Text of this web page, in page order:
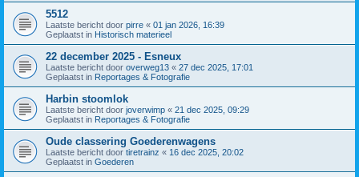
5512
Laatste bericht door pirre « 01 jan 2026, 16:39
Geplaatst in Historisch materieel
22 december 2025 - Esneux
Laatste bericht door overweg13 « 27 dec 2025, 17:01
Geplaatst in Reportages & Fotografie
Harbin stoomlok
Laatste bericht door joverwimp « 21 dec 2025, 09:29
Geplaatst in Reportages & Fotografie
Oude classering Goederenwagens
Laatste bericht door tiretrainz « 16 dec 2025, 20:02
Geplaatst in Goederen